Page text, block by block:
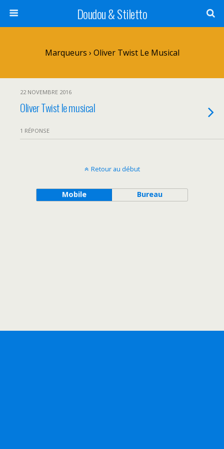
Doudou & Stiletto
Marqueurs › Oliver Twist Le Musical
22 NOVEMBRE 2016
Oliver Twist le musical
1 RÉPONSE
Retour au début
Mobile Bureau